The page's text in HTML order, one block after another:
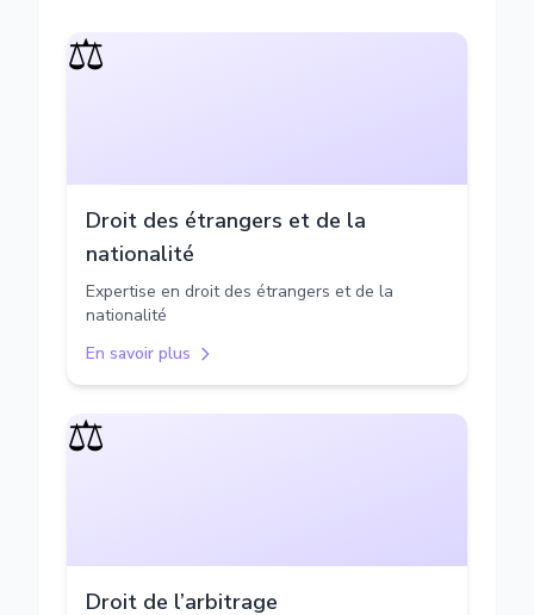
⚖️
Droit des étrangers et de la
nationalité
Expertise en droit des étrangers et de la
nationalité
En savoir plus
⚖️
Droit de l’arbitrage